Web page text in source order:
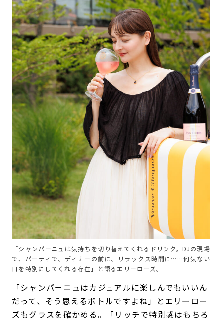
「シャンパーニュは気持ちを切り替えてくれるドリンク。DJの現場
で、パーティで、ディナーの前に、リラックス時間に……何気ない
日を特別にしてくれる存在」と語るエリーローズ。
「シャンパーニュはカジュアルに楽しんでもいいん
だって、そう思えるボトルですよね」とエリーロー
ズもグラスを確かめる。「リッチで特別感はもちろ